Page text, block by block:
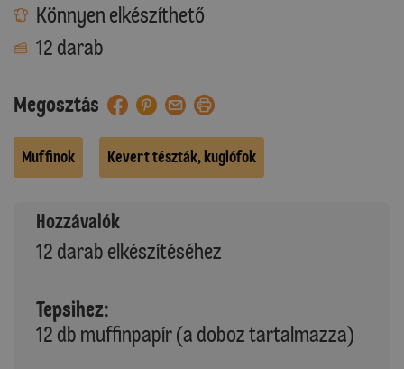
Könnyen elkészíthető
12 darab
Megosztás
Muffinok Kevert tészták, kuglófok
Hozzávalók
12 darab elkészítéséhez
Tepsihez:
12 db muffinpapír (a doboz tartalmazza)